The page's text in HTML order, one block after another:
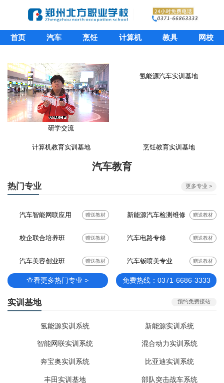
首页 汽车 烹饪 计算机 教具 网校
研学交流
氢能源汽车实训基地
计算机教育实训基地 烹饪教育实训基地
汽车教育
热门专业 更多专业 >
汽车智能网联应用 赠送教材 新能源汽车检测维修 赠送教材
校企联合培养班 赠送教材 汽车电路专修 赠送教材
汽车美容创业班 赠送教材 汽车钣喷美专业 赠送教材
查看更多热门专业 > 免费热线：0371-6686-3333
实训基地 预约免费接站
氢能源实训系统 新能源实训系统
智能网联实训系统 混合动力实训系统
奔宝奥实训系统 比亚迪实训系统
丰田实训基地 部队突击战车系统